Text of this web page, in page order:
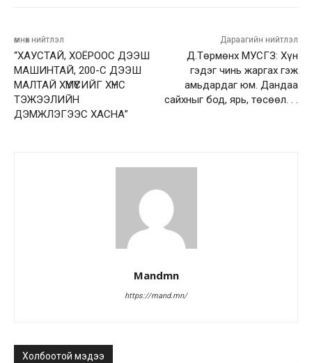
өмнөх нийтлэл
“ХАУСТАЙ, ХОЁРООС ДЭЭШ
МАШИНТАЙ, 200-С ДЭЭШ
МАЛТАЙ ХҮМҮҮСИЙГ ХҮНС
ТЭЖЭЭЛИЙН
ДЭМЖЛЭГЭЭС ХАСНА”
Дараагийн нийтлэл
Д.Төрмөнх МУСГЗ: Хүн
гэдэг чинь жаргах гэж
амьдардаг юм. Дандаа
сайхныг бод, ярь, төсөөл. . .
Mandmn
https://mand.mn/
Холбоотой мэдээ